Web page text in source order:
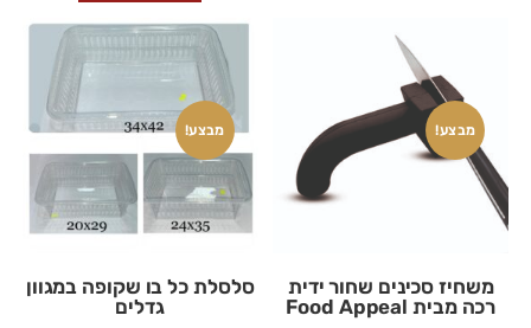
מבצע!
משחיז סכינים שחור ידית
רכה מבית Food Appeal
מבצע!
סלסלת כל בו שקופה במגוון
גדלים